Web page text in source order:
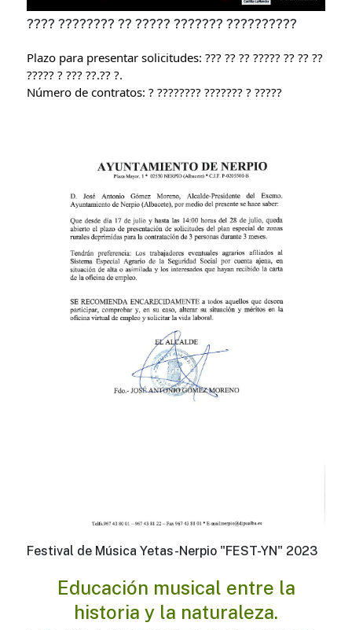
???? ???????? ?? ????? ??????? ??????????
Plazo para presentar solicitudes: ??? ?? ?? ????? ?? ?? ??
????? ? ??? ??.?? ?.
Número de contratos: ? ???????? ??????? ? ?????
Festival de Música Yetas-Nerpio "FEST-YN" 2023
Educación musical entre la
historia y la naturaleza.